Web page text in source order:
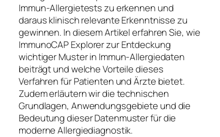
Immun-Allergietests zu erkennen und
daraus klinisch relevante Erkenntnisse zu
gewinnen. In diesem Artikel erfahren Sie, wie
ImmunoCAP Explorer zur Entdeckung
wichtiger Muster in Immun-Allergiedaten
beiträgt und welche Vorteile dieses
Verfahren für Patienten und Ärzte bietet.
Zudem erläutern wir die technischen
Grundlagen, Anwendungsgebiete und die
Bedeutung dieser Datenmuster für die
moderne Allergiediagnostik.